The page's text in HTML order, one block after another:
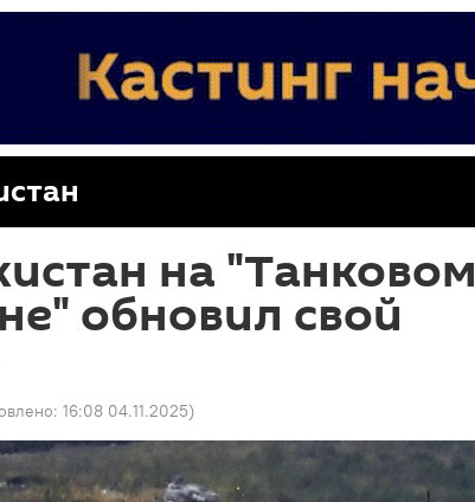
на "Танковом
обновил свой
16:08 04.11.2025)